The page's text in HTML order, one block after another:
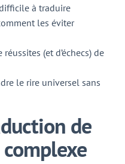
à traduire
les éviter
(et d’échecs) de
le rire universel sans
de